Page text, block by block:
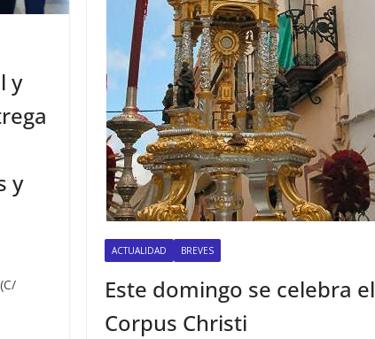
y
y
ACTUALIDAD BREVES
Este domingo se celebra el
Corpus Christi